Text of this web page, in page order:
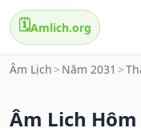
🗓️Amlich.org
Âm Lịch > Năm 2031 >
Âm Lịch